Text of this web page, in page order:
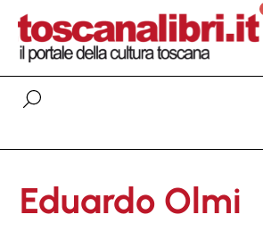
Eduardo Olmi